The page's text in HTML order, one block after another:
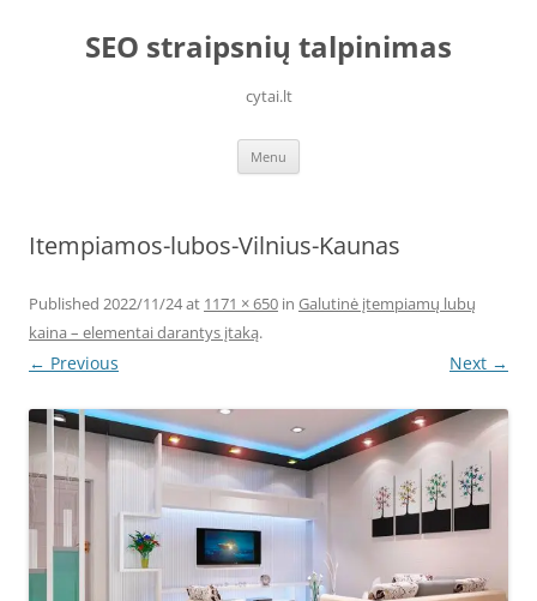
contentSEO straipsnių talpinimas
cytai.lt
Menu
Itempiamos-lubos-Vilnius-Kaunas
Published 2022/11/24at 1171 × 650 in Galutinė įtempiamų lubų
kaina – elementai darantys įtaką.
← Previous Next →